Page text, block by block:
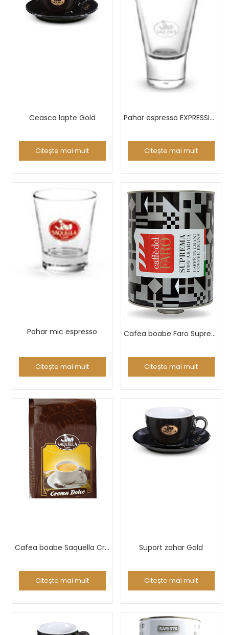
Ceasca lapte Gold
Citește mai mult
Pahar espresso EXPRESSIVE V140
Citește mai mult
Pahar mic espresso
Citește mai mult
Cafea boabe Faro Suprema 100% Arabica 3kg
Citește mai mult
Cafea boabe Saquella Crema Dolce 1 Kg
Citește mai mult
Suport zahar Gold
Citește mai mult